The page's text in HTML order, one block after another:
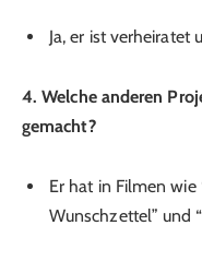
Ja, er ist verheiratet
4. Welche anderen
gemacht?
Er hat in Filmen wie
Wunschzettel” und